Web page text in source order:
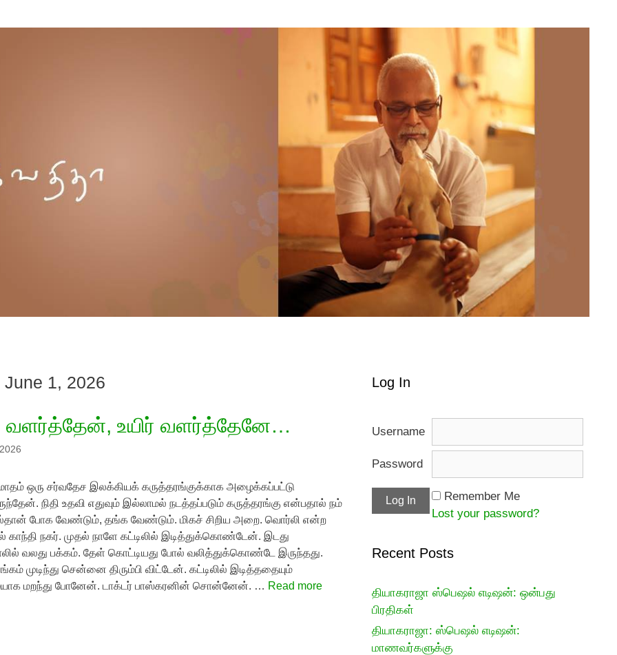
June 1, 2026
வளர்த்தேன், உயிர் வளர்த்தேனே…
ஒரு சர்வதேச இலக்கியக் கருத்தரங்குக்காக அழைக்கப்பட்டு
நிதி உதவி எதுவும் இல்லாமல் நடத்தப்படும் கருத்தரங்கு என்பதால் நம்
போக வேண்டும், தங்க வேண்டும். மிகச் சிறிய அறை. வொர்லி என்ற
காந்தி நகர். முதல் நாளே கட்டிலில் இடித்துக்கொண்டேன். இடது
வலது பக்கம். தேள் கொட்டியது போல் வலித்துக்கொண்டே இருந்தது.
முடிந்து சென்னை திரும்பி விட்டேன். கட்டிலில் இடித்ததையும்
மறந்து போனேன். டாக்டர் பாஸ்கரனின் சொன்னேன். … Read more
Log In
Username
Password
Remember Me
Lost your password?
Recent Posts
தியாகராஜா ஸ்பெஷல் எடிஷன்: ஒன்பது
பிரதிகள்
தியாகராஜா: ஸ்பெஷல் எடிஷன்:
மாணவர்களுக்கு